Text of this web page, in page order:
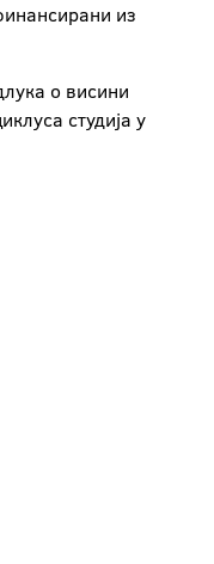
из
о висини
студија у